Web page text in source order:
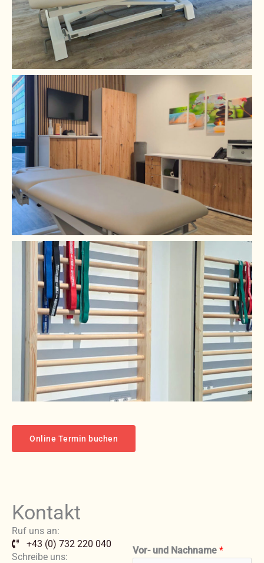
Online Termin buchen
Kontakt
Ruf uns an:
+43 (0) 732 220 040
Schreibe uns:
Vor- und Nachname *